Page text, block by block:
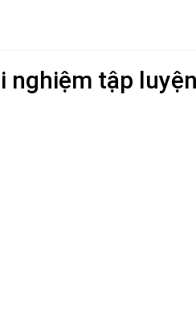
nghiệm tập luyện